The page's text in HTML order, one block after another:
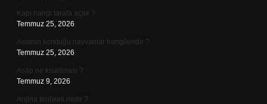
Kapı hangi tarafa açılır ?
Temmuz 25, 2026
Aslanın korktuğu hayvanlar hangileridir ?
Temmuz 25, 2026
Asap ne kısaltması ?
Temmuz 9, 2026
Anjina tehlikeli midir ?